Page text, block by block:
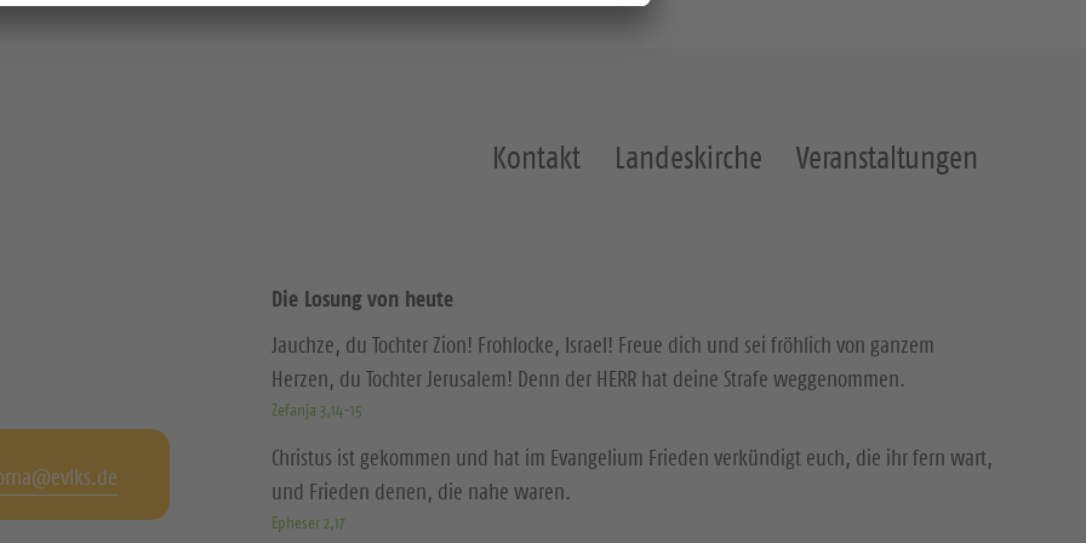
Kontakt Landeskirche Veranstaltungen
Die Losung von heute
Jauchze, du Tochter Zion! Frohlocke, Israel! Freue dich und sei fröhlich von ganzem
Herzen, du Tochter Jerusalem! Denn der HERR hat deine Strafe weggenommen.
Zefanja 3,14-15
Christus ist gekommen und hat im Evangelium Frieden verkündigt euch, die ihr fern wart,
und Frieden denen, die nahe waren.
Epheser 2,17